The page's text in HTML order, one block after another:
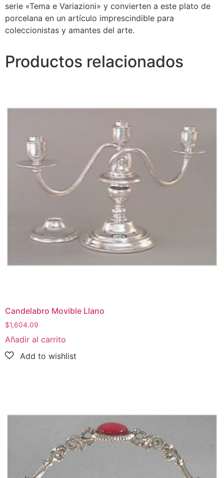
serie «Tema e Variazioni» y convierten a este plato de
porcelana en un artículo imprescindible para
coleccionistas y amantes del arte.
Productos relacionados
Candelabro Movible Llano
$1,604.09
Añadir al carrito